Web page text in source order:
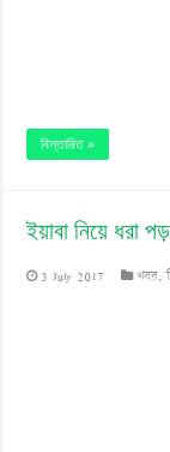
বিস্তারিত »
ইয়াবা নিয়ে ধরা
3 July 2017 খবর,